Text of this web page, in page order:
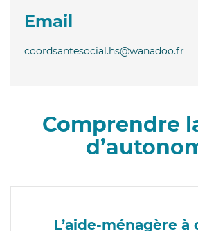
Email
coordsantesocial.hs@wanadoo.fr
Comprendre
L’aide-ménagère à